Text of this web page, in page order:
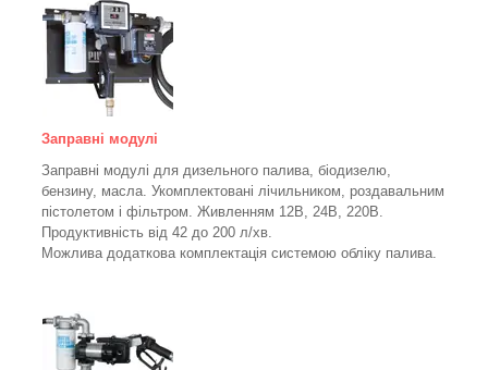
Заправні модулі
Заправні модулі для дизельного палива, біодизелю,
бензину, масла. Укомплектовані лічильником, роздавальним
пістолетом і фільтром. Живленням 12В, 24В, 220В.
Продуктивність від 42 до 200 л/хв.
Можлива додаткова комплектація системою обліку палива.